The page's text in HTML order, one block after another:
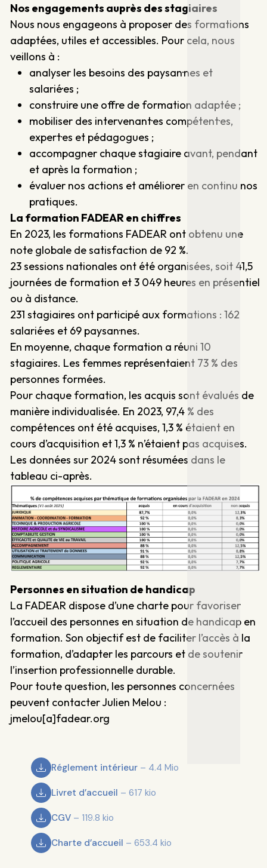
Nos engagements auprès des stagiaires
Nous nous engageons à proposer des formations
adaptées, utiles et accessibles. Pour cela, nous
veillons à :
analyser les besoins des paysan·nes et
salarié·es ;
construire une offre de formation adaptée ;
mobiliser des intervenant·es compétent·es,
expert·es et pédagogues ;
accompagner chaque stagiaire avant, pendant
et après la formation ;
évaluer nos actions et améliorer en continu nos
pratiques.
La formation FADEAR en chiffres
En 2023, les formations FADEAR ont obtenu une
note globale de satisfaction de 92 %.
23 sessions nationales ont été organisées, soit 41,5
journées de formation et 3 049 heures en présentiel
ou à distance.
231 stagiaires ont participé aux formations : 162
salarié·es et 69 paysan·nes.
En moyenne, chaque formation a réuni 10
stagiaires. Les femmes représentaient 73 % des
personnes formées.
Pour chaque formation, les acquis sont évalués de
manière individualisée. En 2023, 97,4 % des
compétences ont été acquises, 1,3 % étaient en
cours d’acquisition et 1,3 % n’étaient pas acquises.
Les données sur 2024 sont résumées dans le
tableau ci-après.
Personnes en situation de handicap
La FADEAR dispose d’une charte pour favoriser
l’accueil des personnes en situation de handicap en
formation. Son objectif est de faciliter l’accès à la
formation, d’adapter les parcours et de soutenir
l’insertion professionnelle durable.
Pour toute question, les personnes concernées
peuvent contacter Julien Melou :
jmelou[a]fadear.org
Réglement intérieur – 4.4 Mio
Livret d’accueil – 617 kio
CGV – 119.8 kio
Charte d’accueil – 653.4 kio